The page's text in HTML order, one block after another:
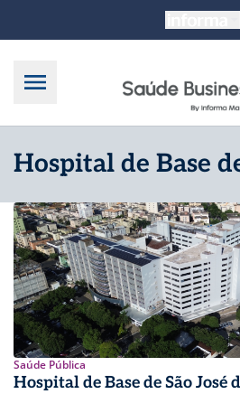
Hospital de Base
Saúde Pública
Hospital de Base de São José